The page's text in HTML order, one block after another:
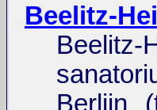
Beelitz-
Berlijn